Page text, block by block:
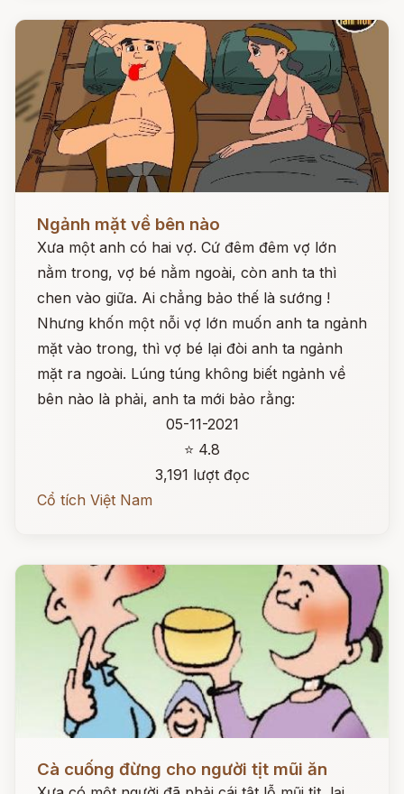
Ngảnh mặt về bên nào
Xưa một anh có hai vợ. Cứ đêm đêm vợ lớn
nằm trong, vợ bé nằm ngoài, còn anh ta thì
chen vào giữa. Ai chẳng bảo thế là sướng !
Nhưng khốn một nỗi vợ lớn muốn anh ta ngảnh
mặt vào trong, thì vợ bé lại đòi anh ta ngảnh
mặt ra ngoài. Lúng túng không biết ngảnh về
bên nào là phải, anh ta mới bảo rằng:
05-11-2021
⭐ 4.8
3,191 lượt đọc
Cổ tích Việt Nam
Cà cuống đừng cho người tịt mũi ăn